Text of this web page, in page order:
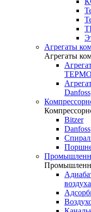
Агрегаты
Агрегаты
Danfoss
Bitzer
Danfoss
воздуха